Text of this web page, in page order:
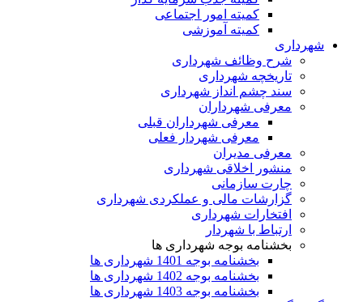
کمیته امور اجتماعی
کمیته آموزشی
شهرداری
شرح وظائف شهرداری
تاریخچه شهرداری
سند چشم انداز شهرداری
معرفی شهرداران
معرفی شهرداران قبلی
معرفی شهردار فعلی
معرفی مدیران
منشور اخلاقی شهرداری
چارت سازمانی
گزارشات مالی و عملکردی شهرداری
افتخارات شهرداری
ارتباط با شهردار
بخشنامه بوجه شهرداری ها
بخشنامه بوجه 1401 شهرداری ها
بخشنامه بوجه 1402 شهرداری ها
بخشنامه بوجه 1403 شهرداری ها